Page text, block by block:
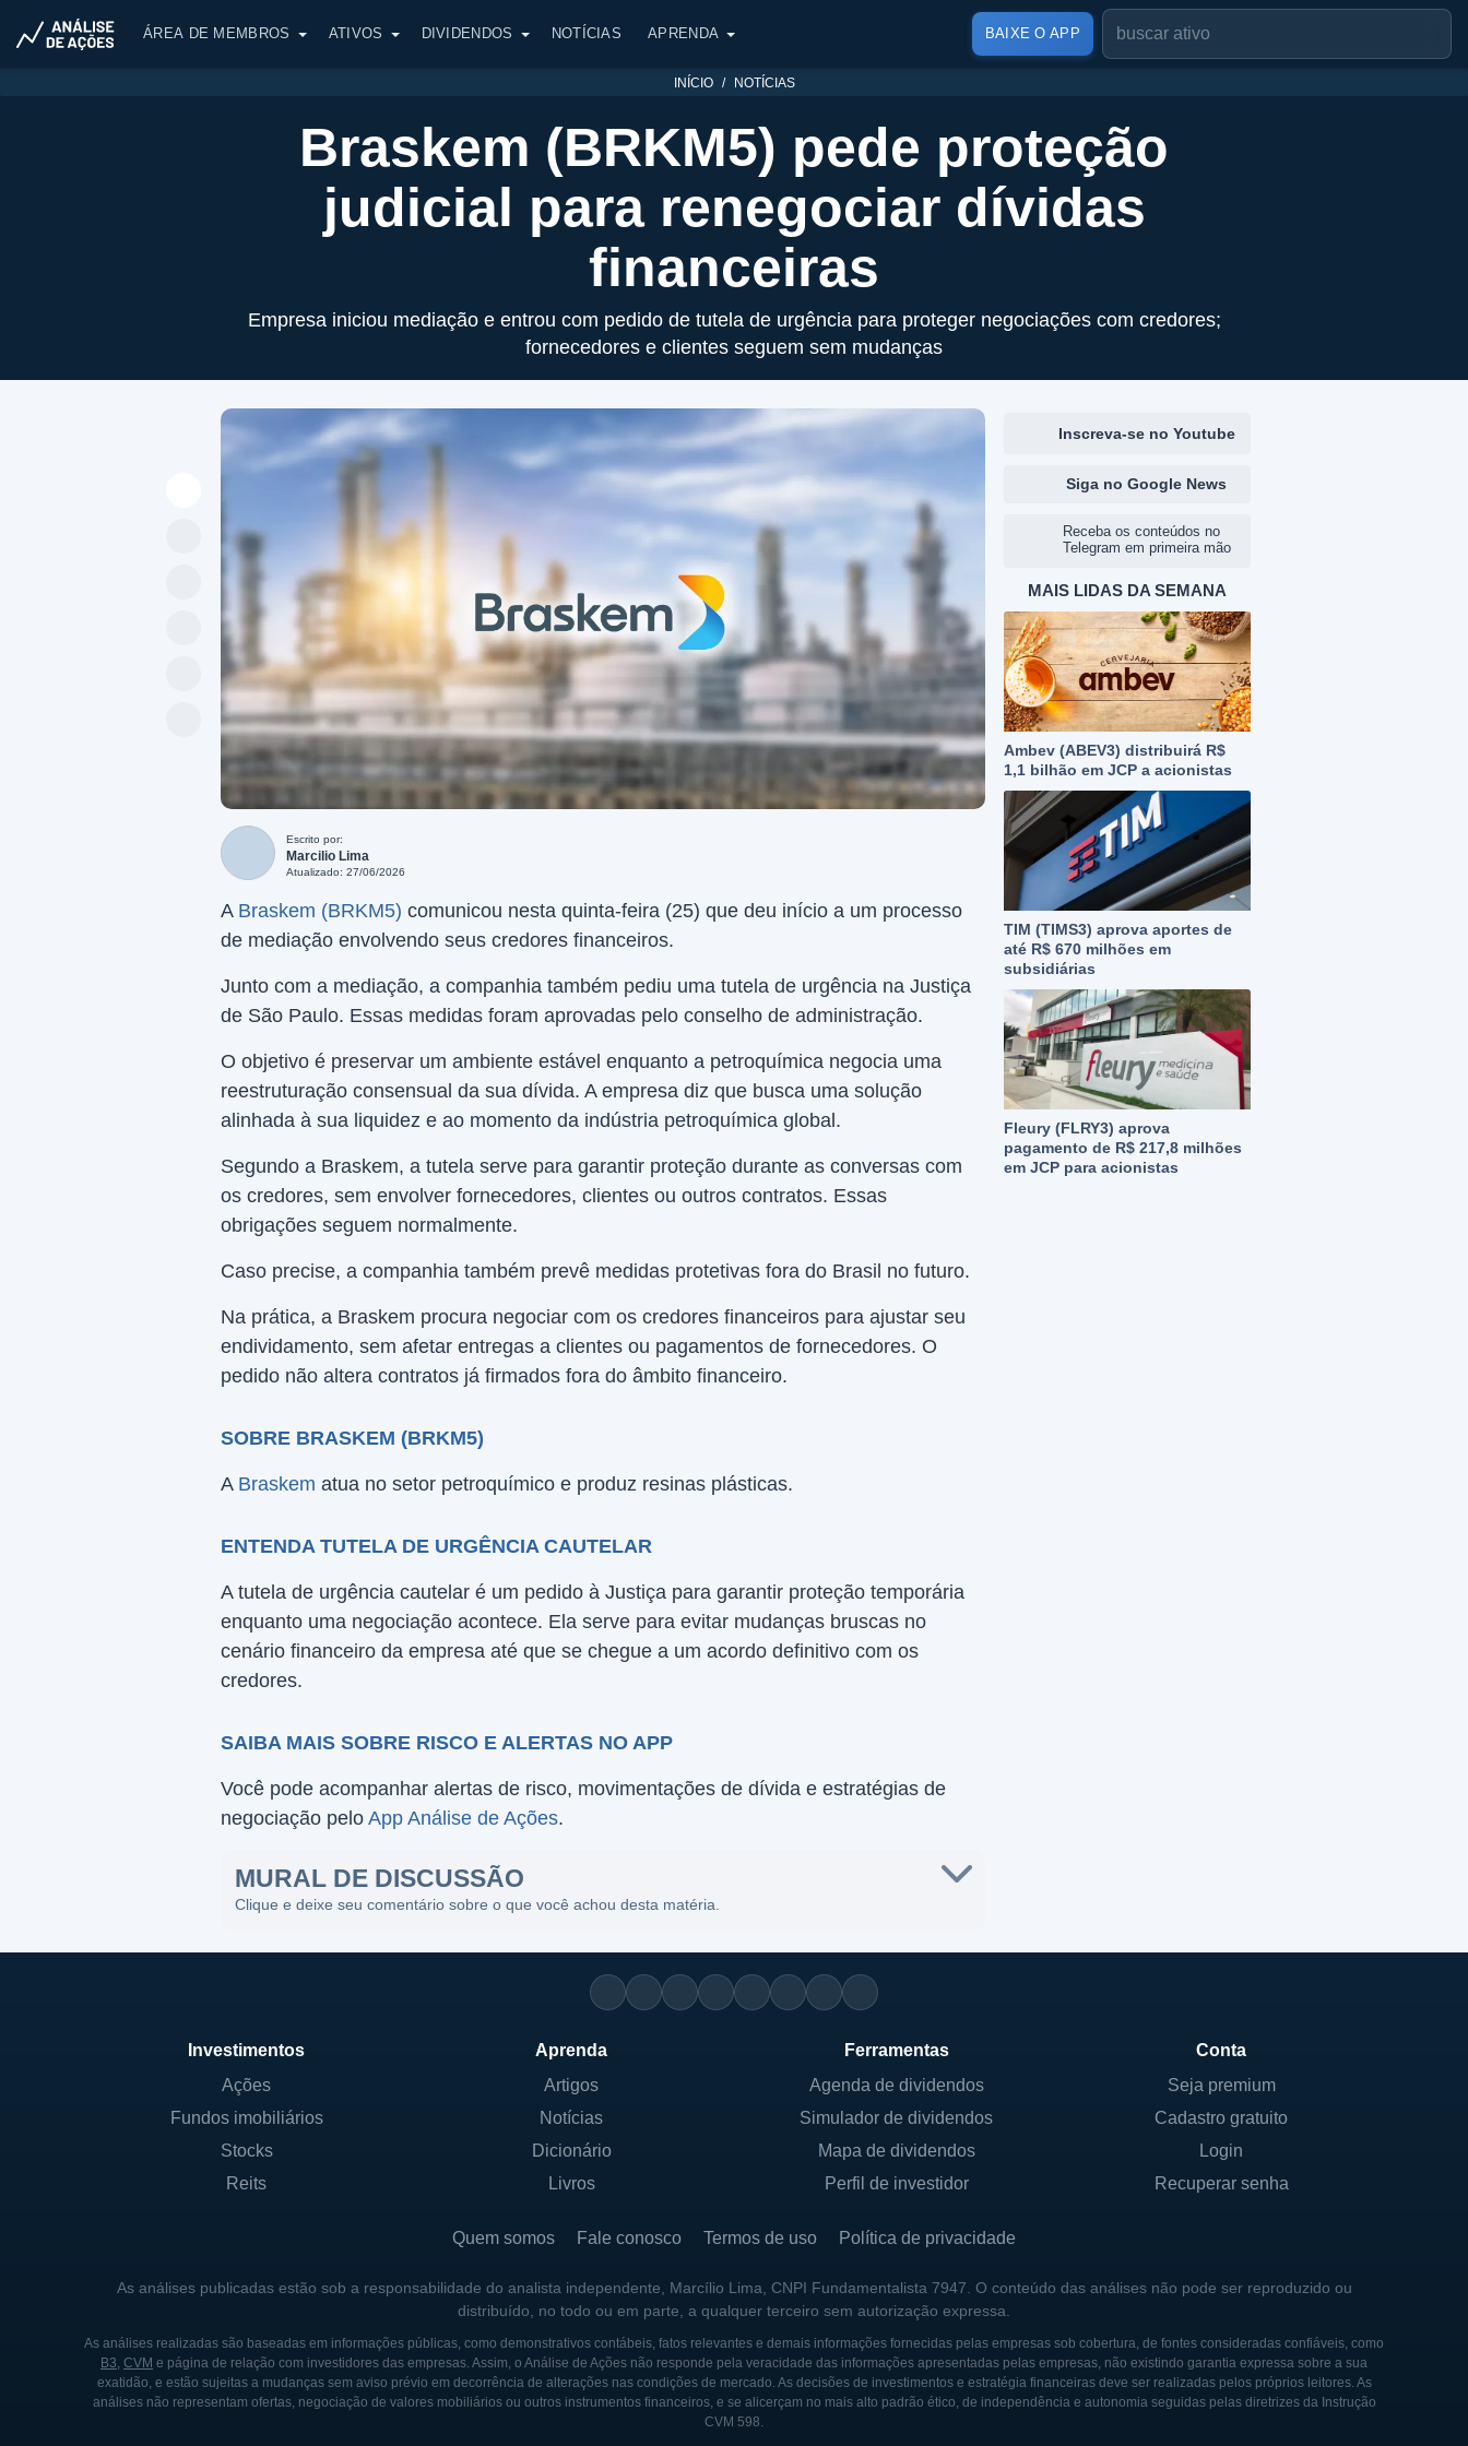
ÁREA DE MEMBROS ATIVOS DIVIDENDOS NOTÍCIAS APRENDA BAIXE O APP
INÍCIO NOTÍCIAS
Braskem (BRKM5) pede proteção
judicial para renegociar dívidas
financeiras
Empresa iniciou mediação e entrou com pedido de tutela de urgência para proteger negociações com credores;
fornecedores e clientes seguem sem mudanças
Escrito por:
Marcilio Lima
Atualizado: 27/06/2026
A Braskem (BRKM5) comunicou nesta quinta-feira (25) que deu início a um processo
de mediação envolvendo seus credores financeiros.
Junto com a mediação, a companhia também pediu uma tutela de urgência na Justiça
de São Paulo. Essas medidas foram aprovadas pelo conselho de administração.
O objetivo é preservar um ambiente estável enquanto a petroquímica negocia uma
reestruturação consensual da sua dívida. A empresa diz que busca uma solução
alinhada à sua liquidez e ao momento da indústria petroquímica global.
Segundo a Braskem, a tutela serve para garantir proteção durante as conversas com
os credores, sem envolver fornecedores, clientes ou outros contratos. Essas
obrigações seguem normalmente.
Caso precise, a companhia também prevê medidas protetivas fora do Brasil no futuro.
Na prática, a Braskem procura negociar com os credores financeiros para ajustar seu
endividamento, sem afetar entregas a clientes ou pagamentos de fornecedores. O
pedido não altera contratos já firmados fora do âmbito financeiro.
SOBRE BRASKEM (BRKM5)
A Braskem atua no setor petroquímico e produz resinas plásticas.
ENTENDA TUTELA DE URGÊNCIA CAUTELAR
A tutela de urgência cautelar é um pedido à Justiça para garantir proteção temporária
enquanto uma negociação acontece. Ela serve para evitar mudanças bruscas no
cenário financeiro da empresa até que se chegue a um acordo definitivo com os
credores.
SAIBA MAIS SOBRE RISCO E ALERTAS NO APP
Você pode acompanhar alertas de risco, movimentações de dívida e estratégias de
negociação pelo App Análise de Ações.
MURAL DE DISCUSSÃO
Clique e deixe seu comentário sobre o que você achou desta matéria.
Inscreva-se no Youtube
Siga no Google News
Receba os conteúdos no
Telegram em primeira mão
MAIS LIDAS DA SEMANA
Ambev (ABEV3) distribuirá R$
1,1 bilhão em JCP a acionistas
TIM (TIMS3) aprova aportes de
até R$ 670 milhões em
subsidiárias
Fleury (FLRY3) aprova
pagamento de R$ 217,8 milhões
em JCP para acionistas
Investimentos
Ações
Fundos imobiliários
Stocks
Reits
Aprenda
Artigos
Notícias
Dicionário
Livros
Ferramentas
Agenda de dividendos
Simulador de dividendos
Mapa de dividendos
Perfil de investidor
Conta
Seja premium
Cadastro gratuito
Login
Recuperar senha
Quem somos Fale conosco Termos de uso Política de privacidade
As análises publicadas estão sob a responsabilidade do analista independente, Marcílio Lima, CNPI Fundamentalista 7947. O conteúdo das análises não pode ser reproduzido ou
distribuído, no todo ou em parte, a qualquer terceiro sem autorização expressa.
As análises realizadas são baseadas em informações públicas, como demonstrativos contábeis, fatos relevantes e demais informações fornecidas pelas empresas sob cobertura, de fontes consideradas confiáveis, como
B3, CVM e página de relação com investidores das empresas. Assim, o Análise de Ações não responde pela veracidade das informações apresentadas pelas empresas, não existindo garantia expressa sobre a sua
exatidão, e estão sujeitas a mudanças sem aviso prévio em decorrência de alterações nas condições de mercado. As decisões de investimentos e estratégia financeiras deve ser realizadas pelos próprios leitores. As
análises não representam ofertas, negociação de valores mobiliários ou outros instrumentos financeiros, e se alicerçam no mais alto padrão ético, de independência e autonomia seguidas pelas diretrizes da Instrução
CVM 598.